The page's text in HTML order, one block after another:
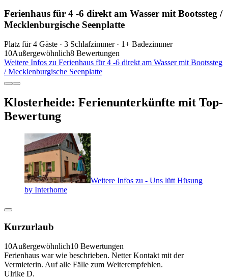
Ferienhaus für 4 -6 direkt am Wasser mit Bootssteg /
Mecklenburgische Seenplatte
Platz für 4 Gäste · 3 Schlafzimmer · 1+ Badezimmer
10Außergewöhnlich8 Bewertungen
Weitere Infos zu Ferienhaus für 4 -6 direkt am Wasser mit Bootssteg
/ Mecklenburgische Seenplatte
Klosterheide: Ferienunterkünfte mit Top-
Bewertung
Weitere Infos zu - Uns lütt Hüsung
by Interhome
Kurzurlaub
10Außergewöhnlich10 Bewertungen
Ferienhaus war wie beschrieben. Netter Kontakt mit der
Vermieterin. Auf alle Fälle zum Weiterempfehlen.
Ulrike D.